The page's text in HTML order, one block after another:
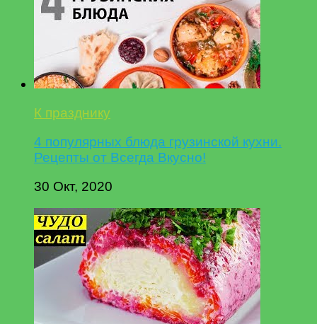
К празднику
4 популярных блюда грузинской кухни.
Рецепты от Всегда Вкусно!
30 Окт, 2020